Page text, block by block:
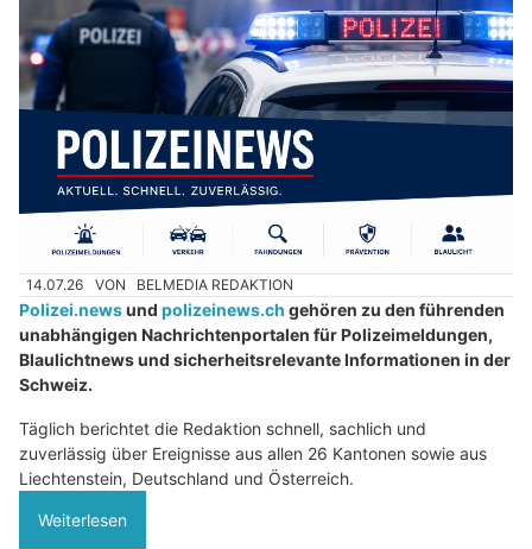
14.07.26 VON BELMEDIA REDAKTION
Polizei.newsund polizeinews.ch gehören zu den führenden
unabhängigen Nachrichtenportalen für Polizeimeldungen,
Blaulichtnews und sicherheitsrelevante Informationen in der
Schweiz.
Täglich berichtet die Redaktion schnell, sachlich und
zuverlässig über Ereignisse aus allen 26 Kantonen sowie aus
Liechtenstein, Deutschland und Österreich.
Weiterlesen